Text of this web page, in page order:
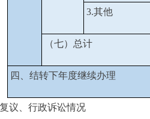
3.其他
（七）总计
四、结转下年度继续办理
议、行政诉讼情况